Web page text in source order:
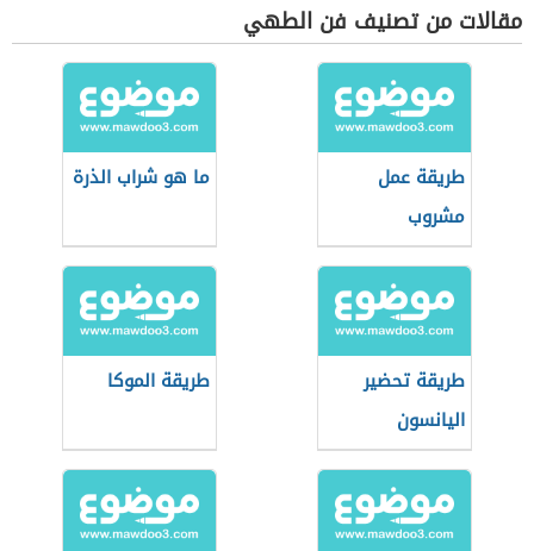
مقالات من تصنيف فن الطهي
طريقة عمل
مشروب
الشوكولاتة
الساخنة
ما هو شراب الذرة
طريقة تحضير
اليانسون
طريقة الموكا